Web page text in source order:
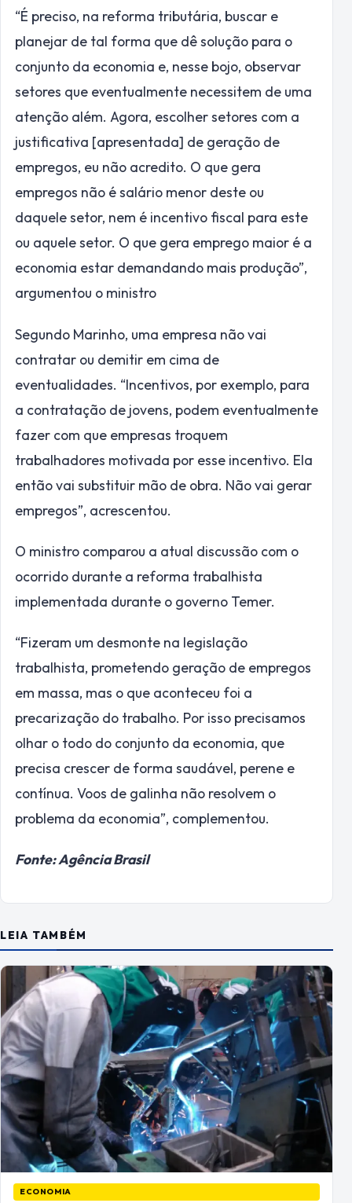
“É preciso, na reforma tributária, buscar e
planejar de tal forma que dê solução para o
conjunto da economia e, nesse bojo, observar
setores que eventualmente necessitem de uma
atenção além. Agora, escolher setores com a
justificativa [apresentada] de geração de
empregos, eu não acredito. O que gera
empregos não é salário menor deste ou
daquele setor, nem é incentivo fiscal para este
ou aquele setor. O que gera emprego maior é a
economia estar demandando mais produção”,
argumentou o ministro
Segundo Marinho, uma empresa não vai
contratar ou demitir em cima de
eventualidades. “Incentivos, por exemplo, para
a contratação de jovens, podem eventualmente
fazer com que empresas troquem
trabalhadores motivada por esse incentivo. Ela
então vai substituir mão de obra. Não vai gerar
empregos”, acrescentou.
O ministro comparou a atual discussão com o
ocorrido durante a reforma trabalhista
implementada durante o governo Temer.
“Fizeram um desmonte na legislação
trabalhista, prometendo geração de empregos
em massa, mas o que aconteceu foi a
precarização do trabalho. Por isso precisamos
olhar o todo do conjunto da economia, que
precisa crescer de forma saudável, perene e
contínua. Voos de galinha não resolvem o
problema da economia”, complementou.
Fonte: Agência Brasil
LEIA TAMBÉM
ECONOMIA